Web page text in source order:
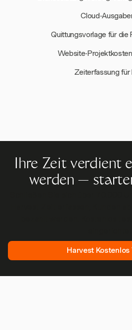
Cloud-
Quittungsvorlage für die
Website-
Zeiterfassung für
Ihre Zeit verdient
werden —
Harvest Kostenlos